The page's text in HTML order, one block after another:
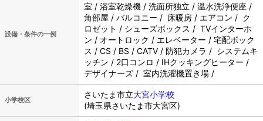
設備・条件の一例
室 / 浴室乾燥機 / 洗面所独立 / 温水洗浄便座 /
角部屋 / バルコニー / 床暖房 / エアコン / ク
ロゼット / シューズボックス / TVインターホ
ン / オートロック / エレベーター / 宅配ボック
ス / CS / BS / CATV / 防犯カメラ / システムキ
ッチン / 2口コンロ / IHクッキングヒーター /
デザイナーズ / 室内洗濯機置き場 /
小学校区
さいたま市立大宮小学校
(埼玉県さいたま市大宮区)